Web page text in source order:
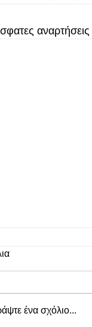
αναρτήσεις
ένα σχόλιο...